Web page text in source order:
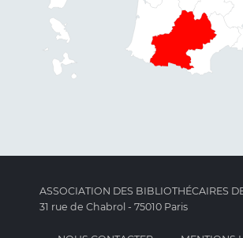
ASSOCIATION DES BIBLIOTHÉCAIRES
31 rue de Chabrol - 75010 Paris